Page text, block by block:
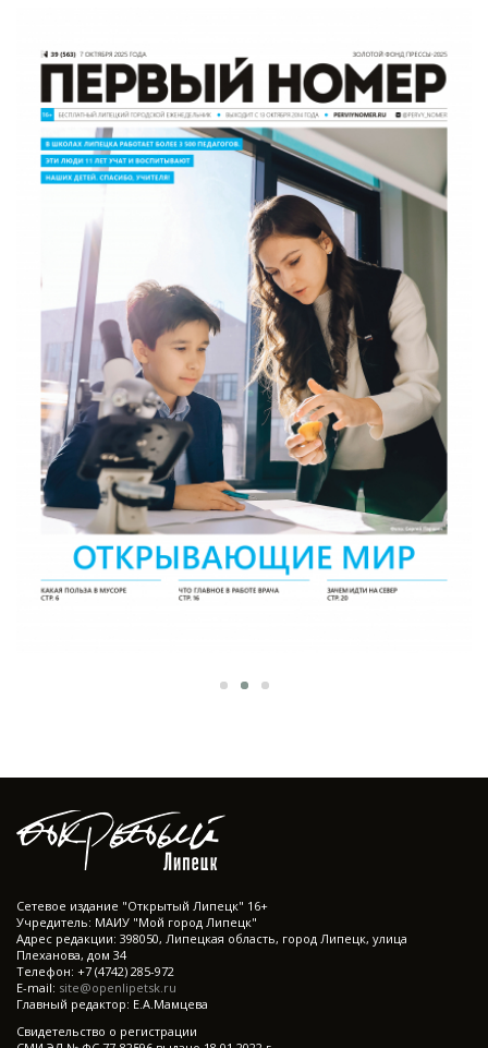
Cетевое издание "Открытый Липецк" 16+
Учредитель: МАИУ "Мой город Липецк"
Адрес редакции: 398050, Липецкая область, город Липецк, улица
Плеханова, дом 34
Телефон: +7 (4742) 285-972
E-mail: site@openlipetsk.ru
Главный редактор: Е.А.Мамцева
Свидетельство о регистрации